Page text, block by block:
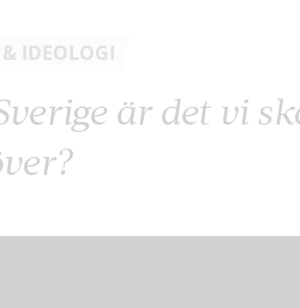
IDEOLOGI
är det vi